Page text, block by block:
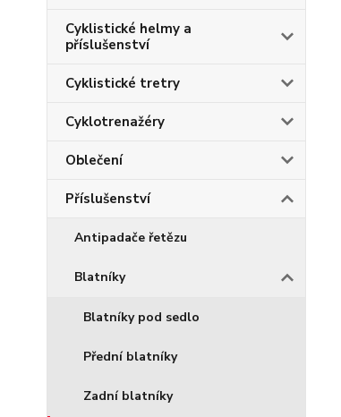
Cyklistické helmy a
příslušenství
Cyklistické tretry
Cyklotrenažéry
Oblečení
Příslušenství
Antipadače řetězu
Blatníky
Blatníky pod sedlo
Přední blatníky
Zadní blatníky